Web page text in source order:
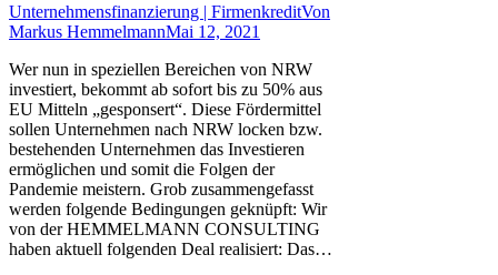
Unternehmensfinanzierung | FirmenkreditVon
Markus HemmelmannMai 12, 2021
Wer nun in speziellen Bereichen von NRW
investiert, bekommt ab sofort bis zu 50% aus
EU Mitteln „gesponsert“. Diese Fördermittel
sollen Unternehmen nach NRW locken bzw.
bestehenden Unternehmen das Investieren
ermöglichen und somit die Folgen der
Pandemie meistern. Grob zusammengefasst
werden folgende Bedingungen geknüpft: Wir
von der HEMMELMANN CONSULTING
haben aktuell folgenden Deal realisiert: Das…